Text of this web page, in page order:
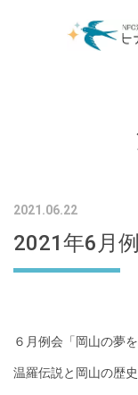
2021.06.22
2021年6月
６月例会「岡山の夢
温羅伝説と岡山の歴